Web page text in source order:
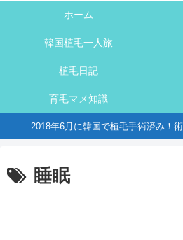
ホーム
韓国植毛一人旅
植毛日記
育毛マメ知識
2018年6月に韓国で植毛手術済み！
睡眠